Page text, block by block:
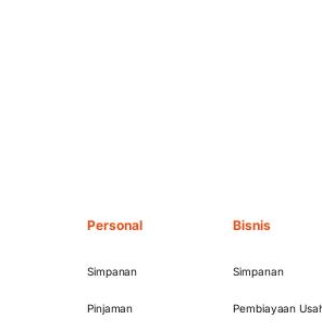
Personal
Simpanan
Pinjaman
Bisnis
Simpanan
Pembiayaan